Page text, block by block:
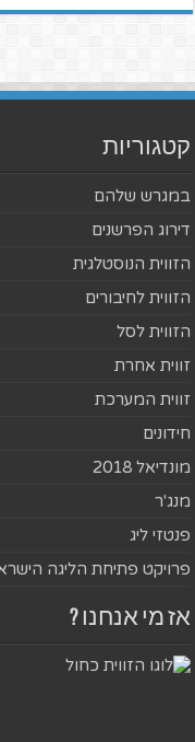
קטגוריות
במגרש שלהם
דירוג הפרשנים
הזווית הנוסטלגית
הזווית לחיבורים
הזווית לסל
זווית אחרת
זווית המערכת
חידונים
מונדיאל 2018
מנג'ר
פנטזי ליג
פרויקט פתיחת הליגה
אז מי אנחנו ?